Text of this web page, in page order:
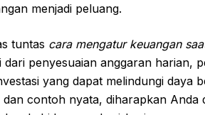
menjadi peluang.
tuntas cara mengatur keuangan
penyesuaian anggaran harian,
yang dapat melindungi daya
contoh nyata, diharapkan Anda